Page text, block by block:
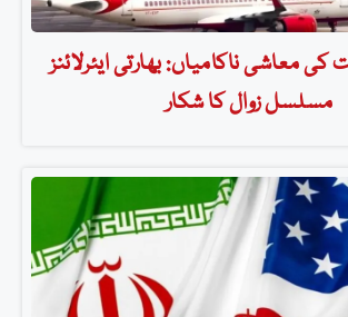
معاشی ناکامیاں: بھارتی ایئرلائنز
مسلسل زوال کا شکار